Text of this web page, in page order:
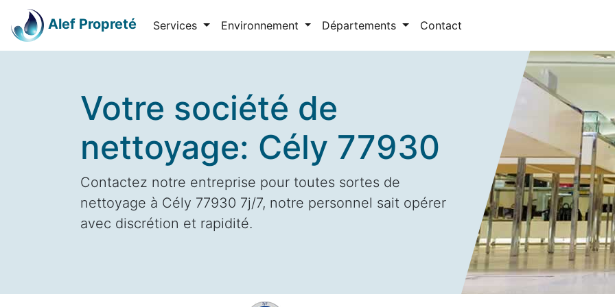
Alef Propreté Services Environnement Départements Contact
Votre société de
nettoyage: Cély 77930
Contactez notre entreprise pour toutes sortes de
nettoyage à Cély 77930 7j/7, notre personnel sait opérer
avec discrétion et rapidité.